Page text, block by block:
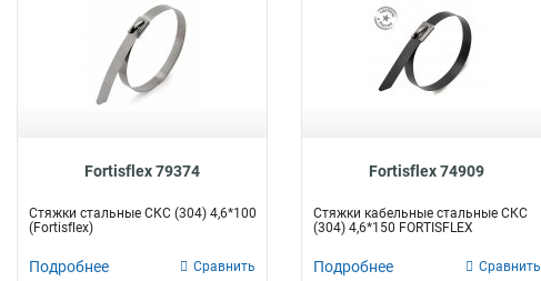
Fortisflex 79374
Стяжки стальные СКС (304) 4,6*100
(Fortisflex)
Подробнее Сравнить
Fortisflex 74909
Стяжки кабельные стальные СКС
(304) 4,6*150 FORTISFLEX
Подробнее Сравнить